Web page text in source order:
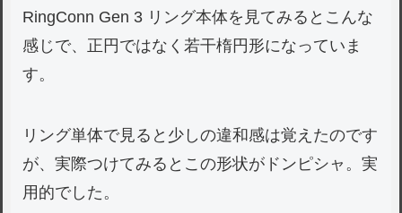
RingConn Gen 3 リング本体を見てみるとこんな
感じで、正円ではなく若干楕円形になっていま
す。
リング単体で見ると少しの違和感は覚えたのです
が、実際つけてみるとこの形状がドンピシャ。実
用的でした。